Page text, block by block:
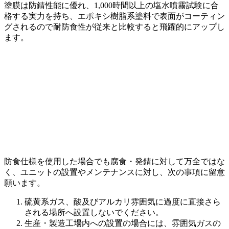
塗膜は防錆性能に優れ、1,000時間以上の塩水噴霧試験に合
格する実力を持ち、エポキシ樹脂系塗料で表面がコーティン
グされるので耐防食性が従来と比較すると飛躍的にアップし
ます。
防食仕様を使用した場合でも腐食・発錆に対して万全ではな
く、ユニットの設置やメンテナンスに対し、次の事項に留意
願います。
硫黄系ガス、酸及びアルカリ雰囲気に過度に直接さら
される場所へ設置しないでください。
生産・製造工場内への設置の場合には、雰囲気ガスの